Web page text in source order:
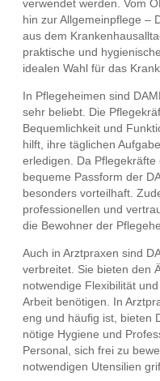
verwendet werden. Vom
hin zur Allgemeinpflege –
aus dem
praktische und
idealen Wahl für das
In Pflegeheimen sind
sehr beliebt. Die
Bequemlichkeit und
hilft, ihre täglichen
erledigen. Da
bequeme Passform der
besonders vorteilhaft.
professionellen und
die Bewohner der
Auch in Arztpraxen sind
verbreitet. Sie bieten den
notwendige Flexibilität
Arbeit benötigen. In
eng und häufig ist, bieten
nötige Hygiene und
Personal, sich frei zu
notwendigen Utensilien